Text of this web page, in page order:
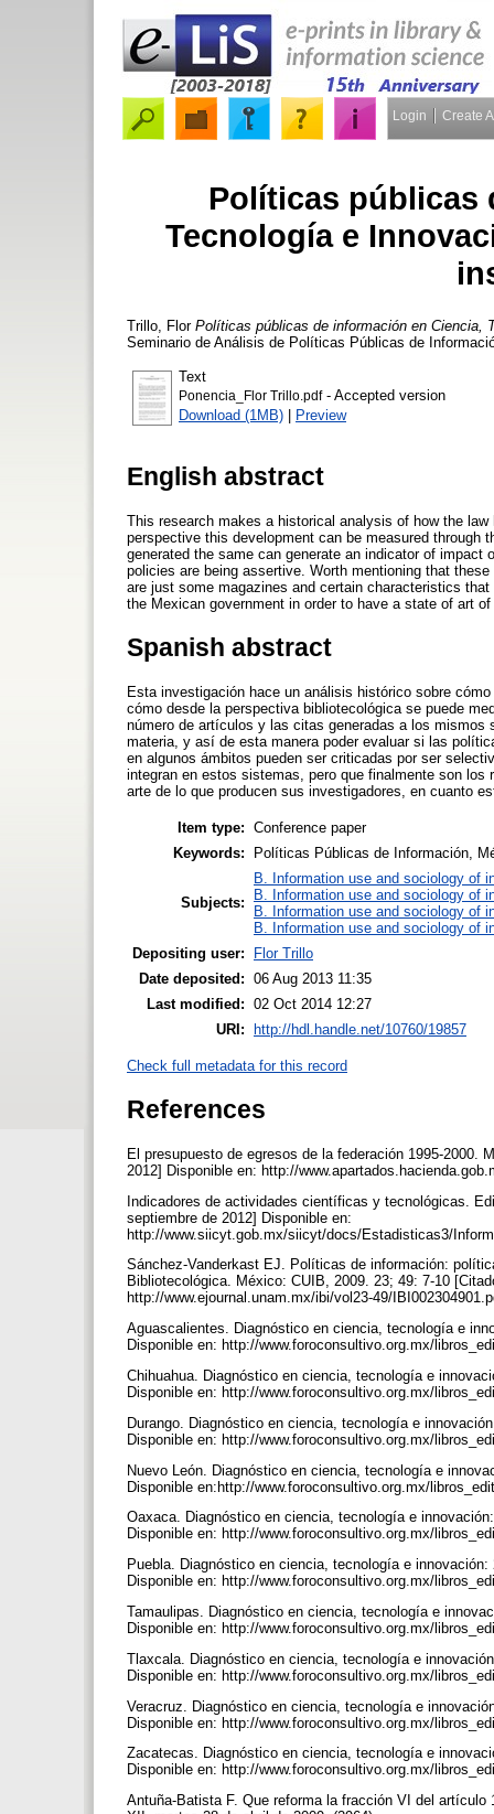
Login Create
Políticas públicas
Tecnología e
Trillo, Flor Políticas públicas de información en Ciencia,
Seminario de Análisis de Políticas Públicas de
Text
Ponencia_Flor Trillo.pdf- Accepted version
Download (1MB) | Preview
English abstract
This research makes a historical analysis of how the
perspective this development can be measured
generated the same can generate an indicator of
policies are being assertive. Worth mentioning that
are just some magazines and certain characteristics
the Mexican government in order to have a state of art
Spanish abstract
Esta investigación hace un análisis histórico sobre
cómo desde la perspectiva bibliotecológica se puede
número de artículos y las citas generadas a los mismos
materia, y así de esta manera poder evaluar si las
en algunos ámbitos pueden ser criticadas por ser
integran en estos sistemas, pero que finalmente son
arte de lo que producen sus investigadores, en cuanto
Item type: Conference paper
Keywords:
Políticas Públicas de Información,
Subjects:
B. Information use and sociology of
B. Information use and sociology of
B. Information use and sociology of
B. Information use and sociology of
Depositing user:
Flor Trillo
Date deposited: 06 Aug 2013 11:35
Last modified: 02 Oct 2014 12:27
URI:
http://hdl.handle.net/10760/19857
Check full metadata for this record
References
El presupuesto de egresos de la federación 1995-2000.
2012] Disponible en: http://
Indicadores de actividades científicas y tecnológicas.
septiembre de 2012] Disponible en:
http://www.siicyt.gob.mx/siicyt/docs/Estadisticas3/
Sánchez-Vanderkast EJ. Políticas de información:
Bibliotecológica. México: CUIB, 2009. 23; 49: 7-10
http://www.ejournal.unam.mx/ibi/vol23-49/
Aguascalientes. Diagnóstico en ciencia, tecnología e
Disponible en: http://www.foroconsultivo.org.mx/
Chihuahua. Diagnóstico en ciencia, tecnología e
Disponible en: http://www.foroconsultivo.org.mx/
Durango. Diagnóstico en ciencia, tecnología e
Disponible en: http://www.foroconsultivo.org.mx/
Nuevo León. Diagnóstico en ciencia, tecnología e
Disponible en:http://www.foroconsultivo.org.mx/
Oaxaca. Diagnóstico en ciencia, tecnología e
Disponible en: http://www.foroconsultivo.org.mx/
Puebla. Diagnóstico en ciencia, tecnología e
Disponible en: http://www.foroconsultivo.org.mx/
Tamaulipas. Diagnóstico en ciencia, tecnología e
Disponible en: http://www.foroconsultivo.org.mx/
Tlaxcala. Diagnóstico en ciencia, tecnología e
Disponible en: http://www.foroconsultivo.org.mx/
Veracruz. Diagnóstico en ciencia, tecnología e
Disponible en: http://www.foroconsultivo.org.mx/
Zacatecas. Diagnóstico en ciencia, tecnología e
Disponible en: http://www.foroconsultivo.org.mx/
Antuña-Batista F. Que reforma la fracción VI del